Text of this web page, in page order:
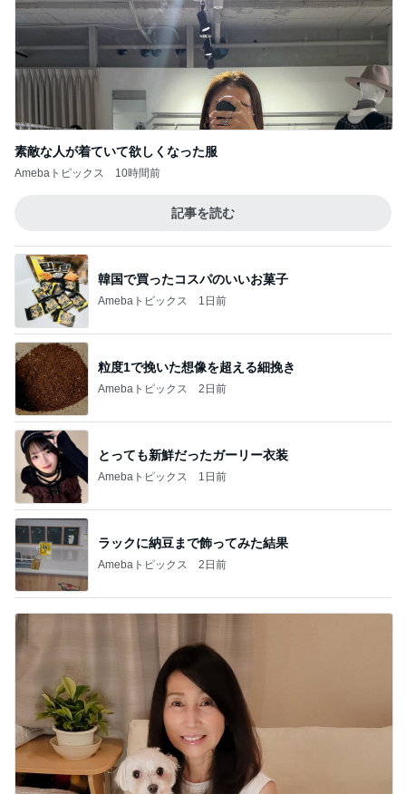
素敵な人が着ていて欲しくなった服
Amebaトピックス 10時間前
記事を読む
韓国で買ったコスパのいいお菓子
Amebaトピックス 1日前
粒度1で挽いた想像を超える細挽き
Amebaトピックス 2日前
とっても新鮮だったガーリー衣装
Amebaトピックス 1日前
ラックに納豆まで飾ってみた結果
Amebaトピックス 2日前